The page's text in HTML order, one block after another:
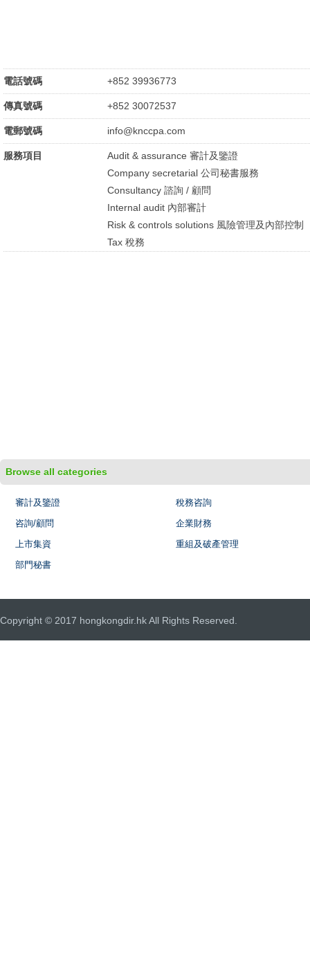
電話號碼 +852 39936773
傳真號碼 +852 30072537
電郵號碼 info@knccpa.com
服務項目
Audit & assurance 審計及鑒證
Company secretarial 公司秘書服務
Consultancy 諮詢 / 顧問
Internal audit 內部審計
Risk & controls solutions 風險管理及內部控制
Tax 稅務
Browse all categories
審計及鑒證
稅務咨詢
咨詢/顧問
企業財務
上市集資
重組及破產管理
部門秘書
Copyright © 2017 hongkongdir.hk All Rights Reserved.